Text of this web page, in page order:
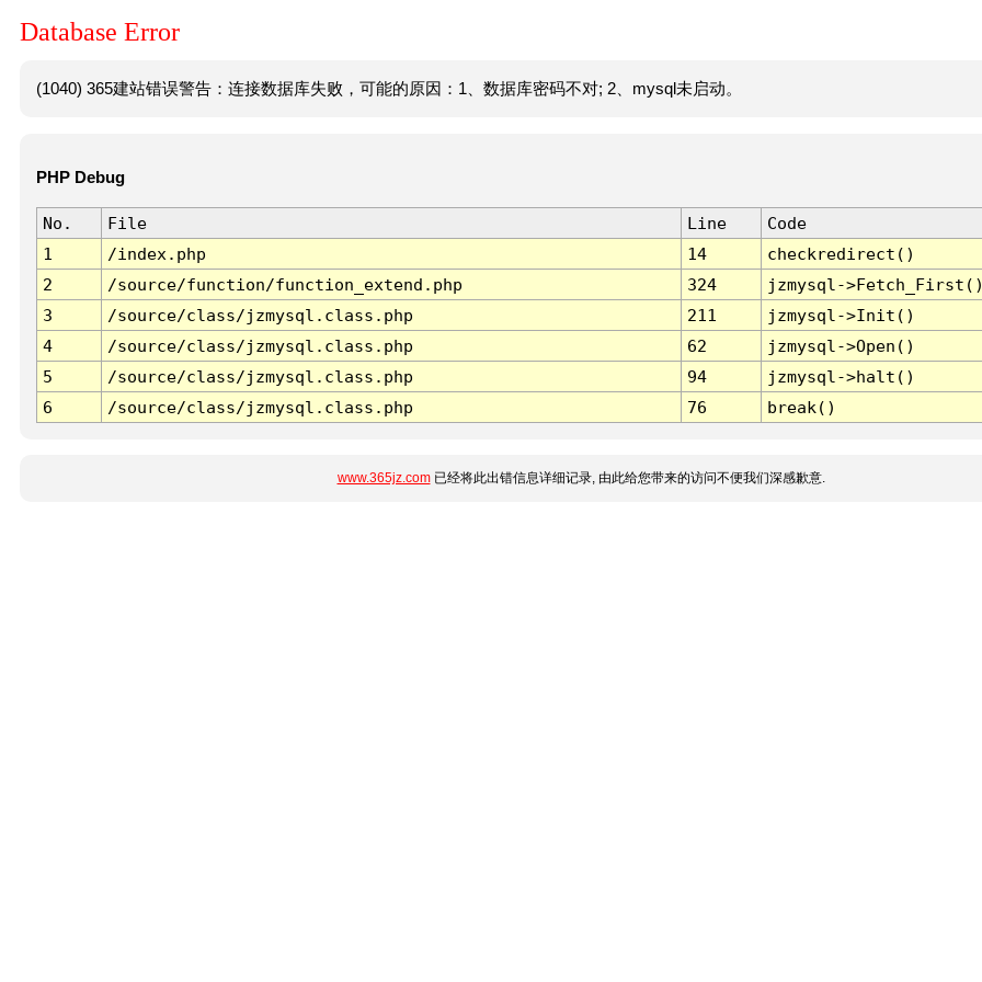
Database Error
(1040) 365建站错误警告：连接数据库失败，可能的原因：1、数据库密码不对; 2、mysql未启动。
PHP Debug
No. File Line
Code
1
/index.php 14
checkredirect()
2
/source/function/function_extend.php 324
jzmysql-
3
/source/class/jzmysql.class.php 211
jzmysql->Init()
4
/source/class/jzmysql.class.php 62
jzmysql->Open()
5
/source/class/jzmysql.class.php 94
jzmysql->halt()
6
/source/class/jzmysql.class.php 76 break()
www.365jz.com已经将此出错信息详细记录, 由此给您带来的访问不便我们深感歉意.